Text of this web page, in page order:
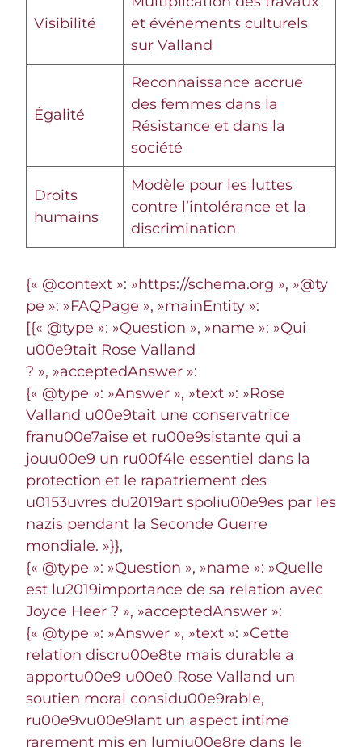
Visibilité
et événements culturels
sur Valland
Égalité
Reconnaissance accrue
des femmes dans la
Résistance et dans la
société
Droits
humains
Modèle pour les luttes
contre l’intolérance et la
discrimination
{« @context »: »https://schema.org », »@ty
pe »: »FAQPage », »mainEntity »:
[{« @type »: »Question », »name »: »Qui
u00e9tait Rose Valland
? », »acceptedAnswer »:
{« @type »: »Answer », »text »: »Rose
Valland u00e9tait une conservatrice
franu00e7aise et ru00e9sistante qui a
jouu00e9 un ru00f4le essentiel dans la
protection et le rapatriement des
u0153uvres du2019art spoliu00e9es par les
nazis pendant la Seconde Guerre
mondiale. »}},
{« @type »: »Question », »name »: »Quelle
est lu2019importance de sa relation avec
Joyce Heer ? », »acceptedAnswer »:
{« @type »: »Answer », »text »: »Cette
relation discru00e8te mais durable a
apportu00e9 u00e0 Rose Valland un
soutien moral considu00e9rable,
ru00e9vu00e9lant un aspect intime
rarement mis en lumiu00e8re dans le